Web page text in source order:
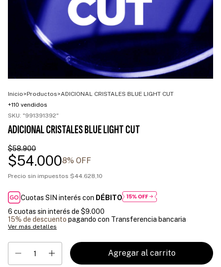
Inicio>Productos>ADICIONAL CRISTALES BLUE LIGHT CUT
+110 vendidos
SKU: "991391392"
ADICIONAL CRISTALES BLUE LIGHT CUT
$58.900
$54.0008% OFF
Precio sin impuestos $44.628,10
Cuotas SIN interés con DÉBITO
6 cuotas sin interés de $9.000
15% de descuento pagando con Transferencia bancaria
Ver más detalles